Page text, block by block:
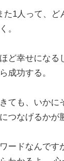
た1人って、ど
。
ど幸せになる
成功する。
ても、いかに
つなげるかが
ードなんです